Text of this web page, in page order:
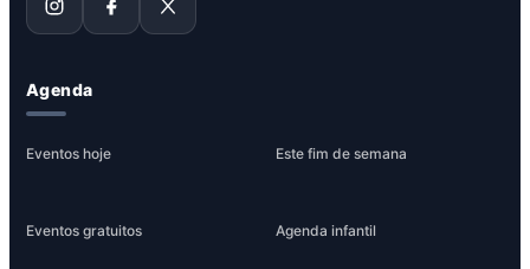
Agenda
Eventos hoje Este fim de semana
Eventos gratuitos Agenda infantil